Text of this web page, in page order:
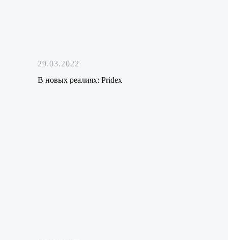
29.03.2022
В новых реалиях: Pridex